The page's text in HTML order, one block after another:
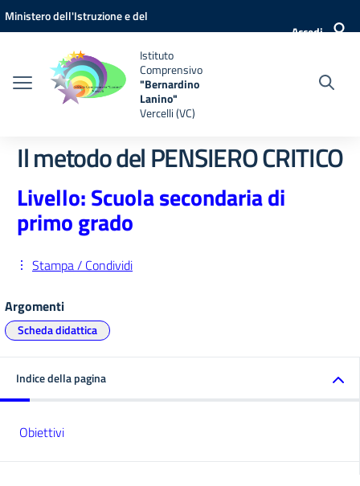
Vai ai contenuti
Vai al menu di navigazione
Vai al footer
Ministero dell'Istruzione e del
Accedi
Istituto
Comprensivo
"Bernardino
Lanino"
Vercelli (VC)
Il metodo del PENSIERO CRITICO
Livello: Scuola secondaria di
primo grado
Stampa / Condividi
Argomenti
Scheda didattica
Indice della pagina
Obiettivi